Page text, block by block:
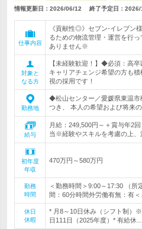
情報更新日：2026/06/12 終了予定日： 2026/
仕事内容
《貢献性◎》セブン‐イレブン
るための物流管理・運営を行
ありません※
対象と
なる方
【未経験歓迎！】◆必須：高
キャリアチェンジ希望の方も
視の採用です！
勤務地
◆松山センター／愛媛県東温市
つき、 本人の希望および将来
給与
月給：249,500円～＋賞与年2
当※経験やスキルを考慮の上
初年度
年収
470万円～580万円
勤務
時間
＜勤務時間＞9:00～17:30 （
間：60分時間外労働有無：有＜
休日
休暇
* 月8～10日休み（シフト制）
日111日（2025年度）* 有給休…